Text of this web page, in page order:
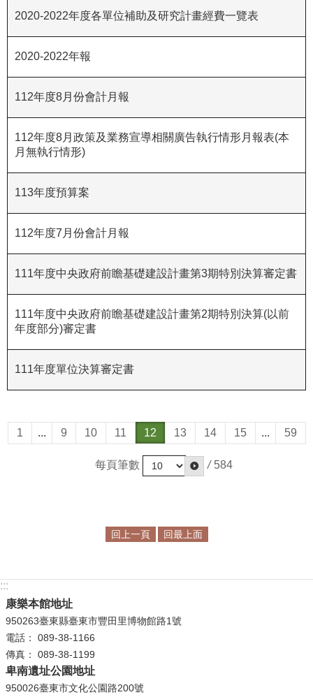
網
導
R
資
料
開
告
隱
私
護
政
資
服
務
白
皮
書
政
2020-2022年度各單位補助及研究計畫經費一覽表
2020-2022年報
112年度8月份會計月報
112年度8月政策及業務宣導相關廣告執行情形月報表(本
月無執行情形)
113年度預算案
112年度7月份會計月報
111年度中央政府前瞻基礎建設計畫第3期特別決算審定書
111年度中央政府前瞻基礎建設計畫第2期特別決算(以前
年度部分)審定書
111年度單位決算審定書
1 ... 9 10 11 12 13 14 15 ... 59
每頁筆數 / 584
回上一頁 回最上面
:::
康樂本館地址
950263臺東縣臺東市豐田里博物館路1號
電話： 089-38-1166
傳真： 089-38-1199
卑南遺址公園地址
950026臺東市文化公園路200號